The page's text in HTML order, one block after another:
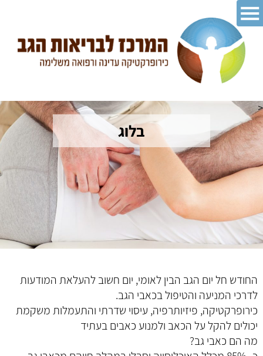
<
בלוג
החודש חל יום הגב הבין לאומי, יום חשוב להעלאת המודעות
לדרכי המניעה והטיפול בכאבי הגב.
כירופרקטיקה, פיזיותרפיה, עיסוי שדרתי והתעמלות משקמת
יכולים להקל על הכאב ולמנוע כאבים בעתיד
מה הם כאבי גב?